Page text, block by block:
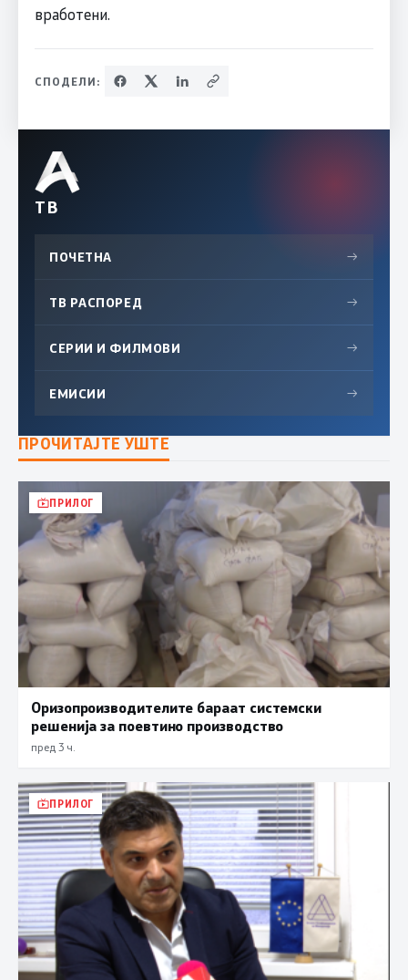
вработени.
СПОДЕЛИ:
ТВ
ПОЧЕТНА →
ТВ РАСПОРЕД →
СЕРИИ И ФИЛМОВИ →
ЕМИСИИ →
ПРОЧИТАЈТЕ УШТЕ
ПРИЛОГ
Оризопроизводителите бараат системски
решенија за поевтино производство
пред 3 ч.
ПРИЛОГ